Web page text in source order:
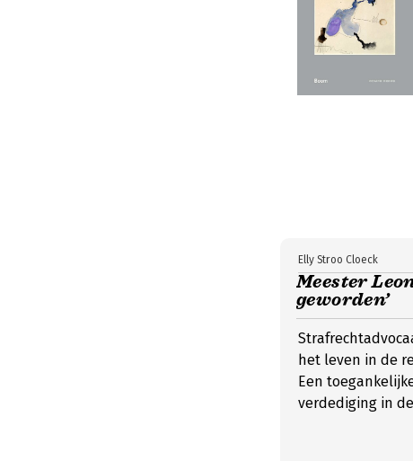
Meester
geworden’
Elly Stroo Cloeck
het leven in de
Een
verdediging in